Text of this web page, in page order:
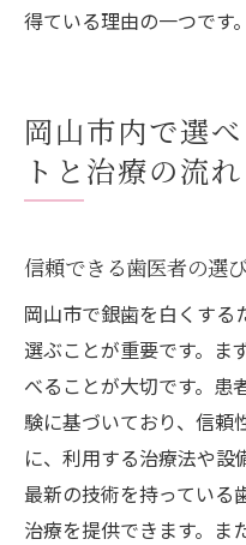
得ている理由の一つです。
岡山市内で選
トと治療の流れ
信頼できる歯医者の選
岡山市で銀歯を白くする
選ぶことが重要です。ま
べることが大切です。患
験に基づいており、信頼
に、利用する治療法や設
最新の技術を持っている
治療を提供できます。ま